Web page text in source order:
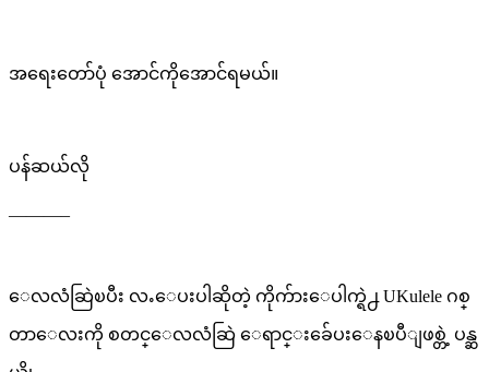
အရေးတော်ပုံ အောင်ကိုအောင်ရမယ်။
ပန်ဆယ်လို
———–
ေလလံဆြဲၿပီး လႉေပးပါဆိုတဲ့ ကိုက်ားေပါက္ရဲ႕ UKulele ဂစ္
တာေလးကို စတင္ေလလံဆြဲ ေရာင္းခ်ေပးေနၿပီျဖစ္တဲ့ ပန္ဆ